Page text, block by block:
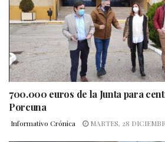
700.000 euros de la Junta para
Porcuna
Informativo Crónica MARTES, 28